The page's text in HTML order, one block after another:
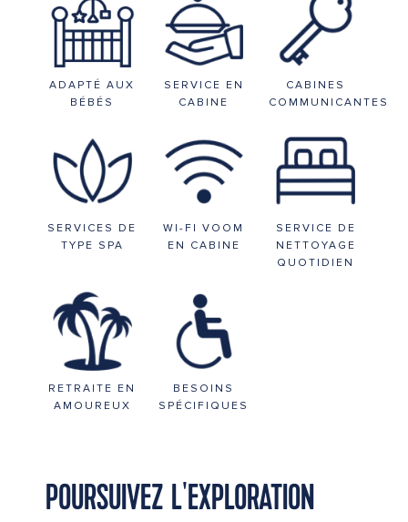
ADAPTÉ AUX
BÉBÉS
SERVICE EN
CABINE
CABINES
COMMUNICANTES
SERVICES DE
TYPE SPA
WI-FI VOOM
EN CABINE
SERVICE DE
NETTOYAGE
QUOTIDIEN
RETRAITE EN
AMOUREUX
BESOINS
SPÉCIFIQUES
POURSUIVEZ L'EXPLORATION